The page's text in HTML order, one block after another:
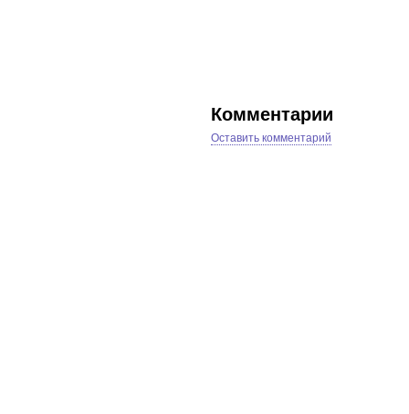
Комментарии
Оставить комментарий